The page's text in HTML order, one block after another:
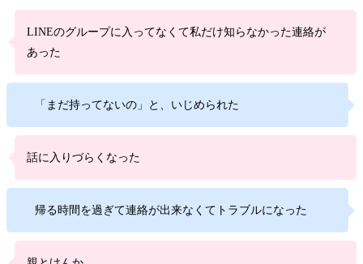
LINEのグループに入ってなくて私だけ知らなかった連絡が
あった
「まだ持ってないの」と、いじめられた
話に入りづらくなった
帰る時間を過ぎて連絡が出来なくてトラブルになった